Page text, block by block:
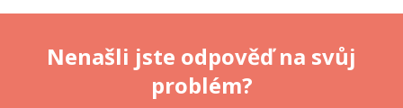
Nenašli jste odpověď na svůj
problém?